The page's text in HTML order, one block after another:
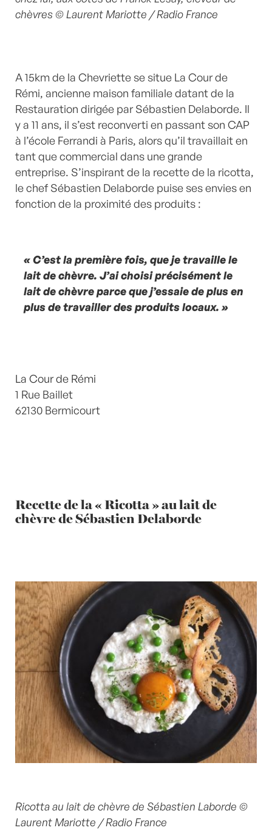
chèvres © Laurent Mariotte / Radio France
A 15km de la Chevriette se situe La Cour de
Rémi, ancienne maison familiale datant de la
Restauration dirigée par Sébastien Delaborde. Il
y a 11 ans, il s’est reconverti en passant son CAP
à l’école Ferrandi à Paris, alors qu’il travaillait en
tant que commercial dans une grande
entreprise. S’inspirant de la recette de la ricotta,
le chef Sébastien Delaborde puise ses envies en
fonction de la proximité des produits :
« C’est la première fois, que je travaille le
lait de chèvre. J’ai choisi précisément le
lait de chèvre parce que j’essaie de plus en
plus de travailler des produits locaux. »
La Cour de Rémi
1 Rue Baillet
62130 Bermicourt
Recette de la « Ricotta » au lait de
chèvre de Sébastien Delaborde
Ricotta au lait de chèvre de Sébastien Laborde ©
Laurent Mariotte / Radio France